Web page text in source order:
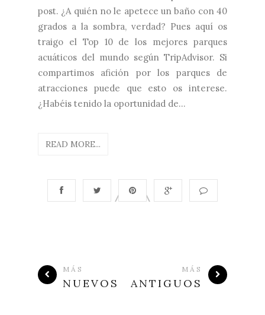
post. ¿A quién no le apetece un baño con 40
grados a la sombra, verdad? Pues aquí os
traigo el Top 10 de los mejores parques
acuáticos del mundo según TripAdvisor. Si
compartimos afición por los parques de
atracciones puede que esto os interese.
¿Habéis tenido la oportunidad de...
READ MORE...
MÁS
NUEVOS
MÁS
ANTIGUOS